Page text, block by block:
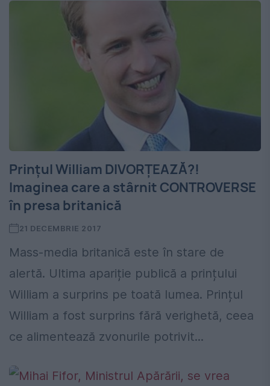
Prințul William DIVORȚEAZĂ?!
Imaginea care a stârnit CONTROVERSE
în presa britanică
21 DECEMBRIE 2017
Mass-media britanică este în stare de
alertă. Ultima apariție publică a prințului
William a surprins pe toată lumea. Prințul
William a fost surprins fără verighetă, ceea
ce alimentează zvonurile potrivit...